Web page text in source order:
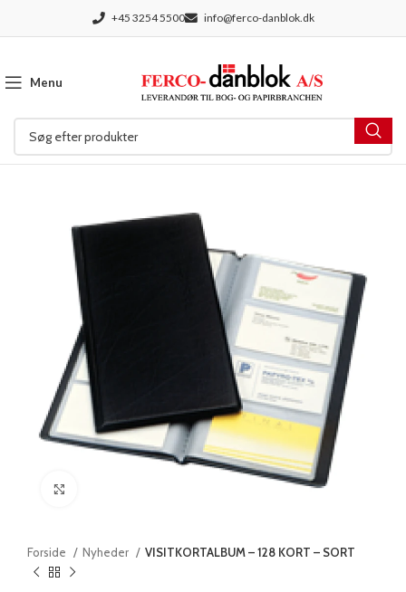
+45 3254 5500 info@ferco-danblok.dk
Menu
Forside Nyheder VISITKORTALBUM – 128 KORT – SORT